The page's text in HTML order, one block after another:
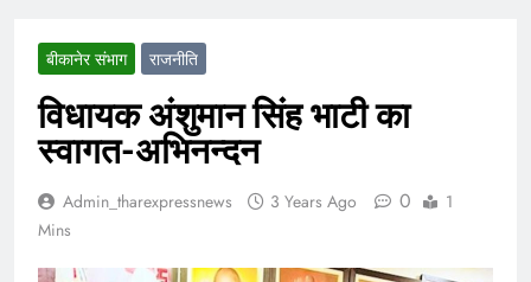
बीकानेर संभाग राजनीति
विधायक अंशुमान सिंह भाटी का
स्वागत-अभिनन्दन
Admin_tharexpressnews 3 Years Ago 0
1
Mins